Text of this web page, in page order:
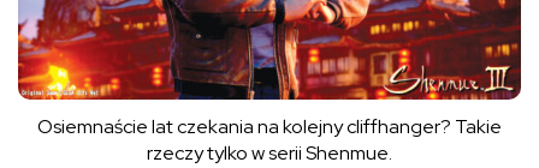
Osiemnaście lat czekania na kolejny cliffhanger? Takie
rzeczy tylko w serii Shenmue.